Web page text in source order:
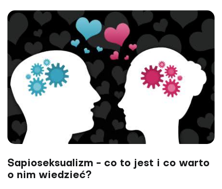
Sapioseksualizm - co to jest i co warto
o nim wiedzieć?